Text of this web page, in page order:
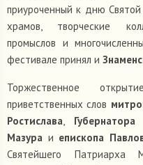
приуроченный к дню
храмов, творческие
промыслов и
фестивале принял и
Торжественное
приветственных слов
Ростислава,
Мазура и епископа
Святейшего Патриарха